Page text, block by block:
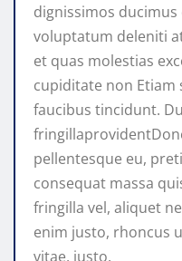
dignissimos
voluptatum deleniti
et quas molestias
cupiditate non Etiam
faucibus tincidunt.
pellentesque eu,
consequat massa
fringilla vel, aliquet
enim justo, rhoncus
vitae, justo.